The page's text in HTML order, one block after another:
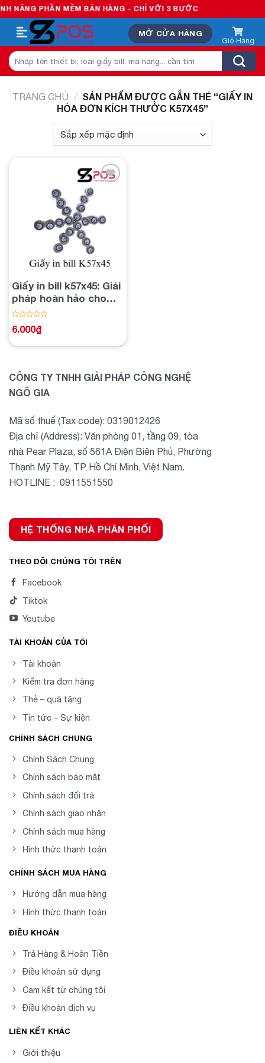
Skip
to
content
PHẦN MỀM BÁN HÀNG - CHỈ VỚI 3 BƯỚC
MỞ CỬA HÀNG
Tìm
kiếm:
TRANG CHỦ / SẢN PHẨM ĐƯỢC GẮN THẺ “GIẤY IN
HÓA ĐƠN KÍCH THƯỚC K57X45”
wishlist
Giấy in bill k57x45: Giải
pháp hoàn hảo cho
hóa đơn và ghi chú
Được
xếp
0
6.000₫
CÔNG TY TNHH GIẢI PHÁP CÔNG NGHỆ
NGÔ GIA
Mã số thuế (Tax code): 0319012426
Địa chỉ (Address): Văn phòng 01, tầng 09, tòa
nhà Pear Plaza, số 561A Điện Biên Phủ, Phường
Thạnh Mỹ Tây, TP Hồ Chí Minh, Việt Nam.
HOTLINE : 0911551550
HỆ THỐNG NHÀ PHÂN PHỐI
THEO DÕI CHÚNG TÔI TRÊN
Facebook
Tiktok
Youtube
TÀI KHOẢN CỦA TÔI
Tài khoản
Kiểm tra đơn hàng
Thẻ – quà tặng
Tin tức – Sự kiện
CHÍNH SÁCH CHUNG
Chính Sách Chung
Chính sách bảo mật
Chính sách đổi trả
Chính sách giao nhận
Chính sách mua hàng
Hình thức thanh toán
CHÍNH SÁCH MUA HÀNG
Hướng dẫn mua hàng
Hình thức thanh toán
ĐIỀU KHOẢN
Trả Hàng & Hoàn Tiền
Điều khoản sử dụng
Cam kết từ chúng tôi
Điều khoản dịch vụ
LIÊN KẾT KHÁC
Giới thiệu